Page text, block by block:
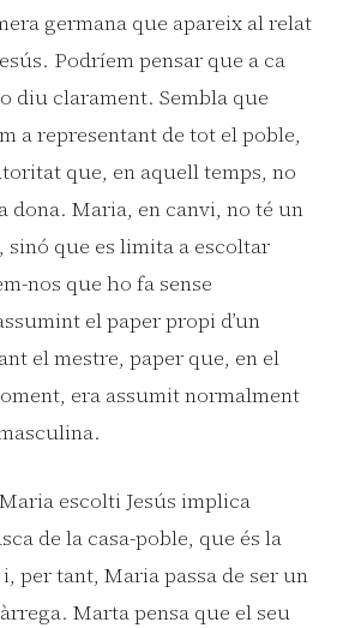
germana que apareix al relat
Podríem pensar que a ca
diu clarament. Sembla que
a representant de tot el poble,
que, en aquell temps, no
dona. Maria, en canvi, no té un
sinó que es limita a escoltar
nos que ho fa sense
el paper propi d’un
el mestre, paper que, en el
era assumit normalment
escolti Jesús implica
de la casa-poble, que és la
i, per tant, Maria passa de ser un
Marta pensa que el seu